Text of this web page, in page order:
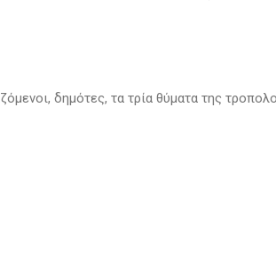
δημότες, τα τρία θύματα της